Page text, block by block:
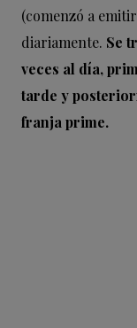
(comenzó a
diariamente. Se
veces al día,
tarde y
franja prime.